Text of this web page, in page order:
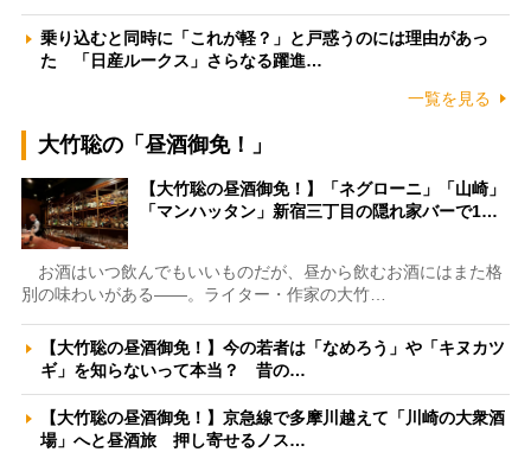
乗り込むと同時に「これが軽？」と戸惑うのには理由があっ
た 「日産ルークス」さらなる躍進…
一覧を見る
大竹聡の「昼酒御免！」
【大竹聡の昼酒御免！】「ネグローニ」「山崎」
「マンハッタン」新宿三丁目の隠れ家バーで1…
お酒はいつ飲んでもいいものだが、昼から飲むお酒にはまた格
別の味わいがある――。ライター・作家の大竹…
【大竹聡の昼酒御免！】今の若者は「なめろう」や「キヌカツ
ギ」を知らないって本当？ 昔の…
【大竹聡の昼酒御免！】京急線で多摩川越えて「川崎の大衆酒
場」へと昼酒旅 押し寄せるノス…